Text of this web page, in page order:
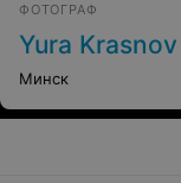
ФОТОГРАФ
Yura Krasnov
Минск